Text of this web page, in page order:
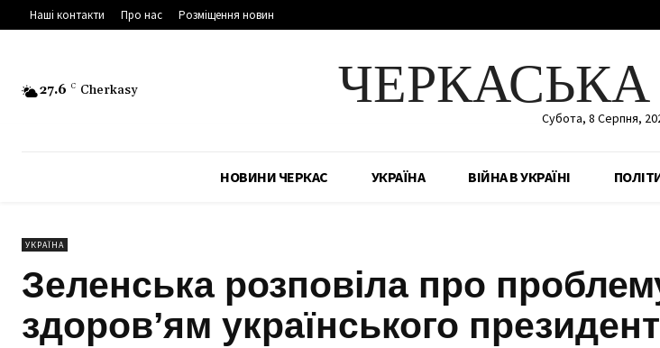
Наші контакти Про нас Розміщення новин
27.6 C Cherkasy
Субота, 8 Серпня,
НОВИНИ ЧЕРКАС УКРАЇНА ВІЙНА В УКРАЇНІ
УКРАЇНА
Зеленська розповіла про
здоров’ям українського